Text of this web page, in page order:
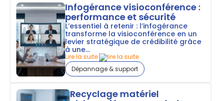
Infogérance visioconférence :
performance et sécurité
L’essentiel à retenir : l’infogérance
transforme la visioconférence en un
levier stratégique de crédibilité grâce
à une...
Lire la suite
Dépannage & support
Recyclage matériel